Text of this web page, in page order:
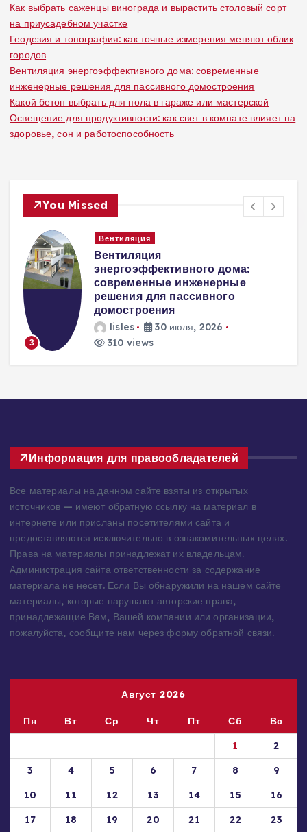
Как выбрать саженцы винограда и вырастить столовый сорт
на приусадебном участке
Геодезия и топография: как точные измерения меняют облик
городов
Вентиляция энергоэффективного дома: современные
инженерные решения для пассивного домостроения
Какой бетон выбрать для пола в гараже или мастерской
Освещение для продуктивности: как свет в комнате влияет на
здоровье, сон и работоспособность
You Missed
3
Вентиляция
Вентиляция
энергоэффективного дома:
современные инженерные
решения для пассивного
домостроения
lisles
30 июля, 2026
310 views
Информация для правообладателей
Все материалы на данном сайте взяты из открытых
источников — имеют обратную ссылку на материал в
интернете или присланы посетителями сайта и
предоставляются исключительно в ознакомительных целях.
Права на материалы принадлежат их владельцам.
Администрация сайта ответственности за содержание
материала не несет. Если Вы обнаружили на нашем сайте
материалы, которые нарушают авторские права,
принадлежащие Вам, Вашей компании или организации,
пожалуйста, сообщите нам через форму обратной связи.
Август 2026
Пн Вт Ср Чт Пт Сб
Вс
1
2
3
4 5 6 7 8
9
10
11 12 13 14 15
16
17
18 19 20 21 22 23